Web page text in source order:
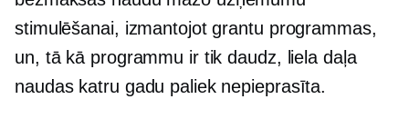
stimulēšanai, izmantojot grantu programmas,
un, tā kā programmu ir tik daudz, liela daļa
naudas katru gadu paliek nepieprasīta.